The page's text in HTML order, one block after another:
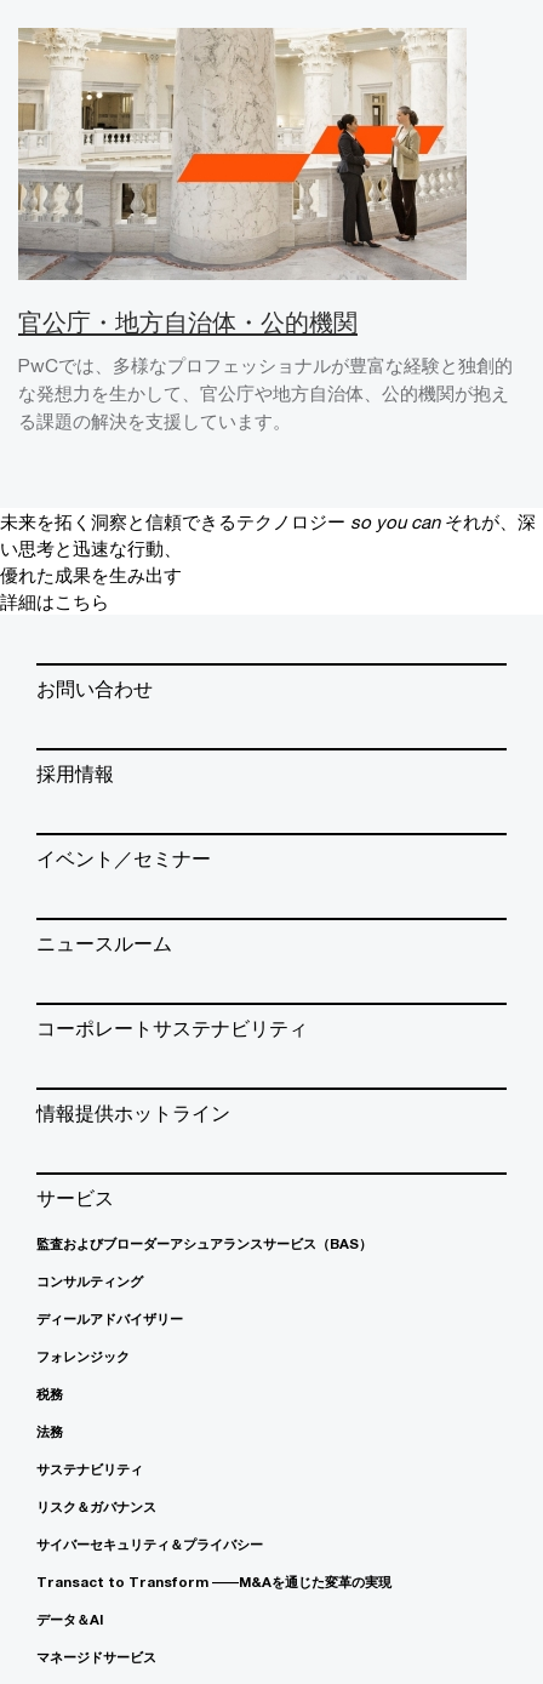
官公庁・地方自治体・公的機関
PwCでは、多様なプロフェッショナルが豊富な経験と独創的
な発想力を生かして、官公庁や地方自治体、公的機関が抱え
る課題の解決を支援しています。
未来を拓く洞察と信頼できるテクノロジー so you can それが、深
い思考と迅速な行動、
優れた成果を生み出す
詳細はこちら
お問い合わせ
採用情報
イベント／セミナー
ニュースルーム
コーポレートサステナビリティ
情報提供ホットライン
サービス
監査およびブローダーアシュアランスサービス（BAS）
コンサルティング
ディールアドバイザリー
フォレンジック
税務
法務
サステナビリティ
リスク＆ガバナンス
サイバーセキュリティ＆プライバシー
Transact to Transform ――M&Aを通じた変革の実現
データ＆AI
マネージドサービス